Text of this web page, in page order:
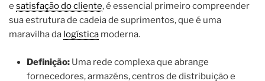
e satisfação do cliente, é essencial primeiro compreender
sua estrutura de cadeia de suprimentos, que é uma
maravilha da logística moderna.
Definição: Uma rede complexa que abrange
fornecedores, armazéns, centros de distribuição e